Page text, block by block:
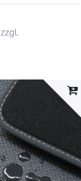
zzgl.